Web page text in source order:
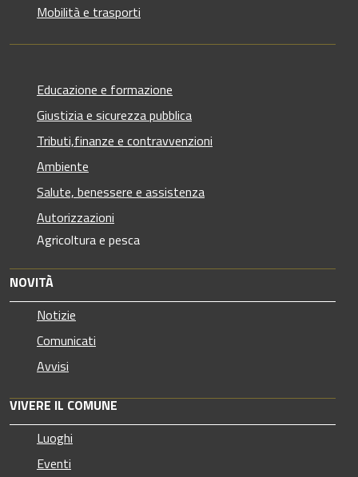
Mobilità e trasporti
Educazione e formazione
Giustizia e sicurezza pubblica
Tributi,finanze e contravvenzioni
Ambiente
Salute, benessere e assistenza
Autorizzazioni
Agricoltura e pesca
NOVITÀ
Notizie
Comunicati
Avvisi
VIVERE IL COMUNE
Luoghi
Eventi